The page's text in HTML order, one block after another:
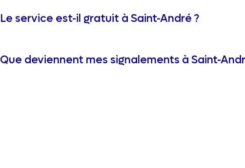
Le service est-il gratuit à Saint-André ?
Que deviennent mes signalements à Saint-